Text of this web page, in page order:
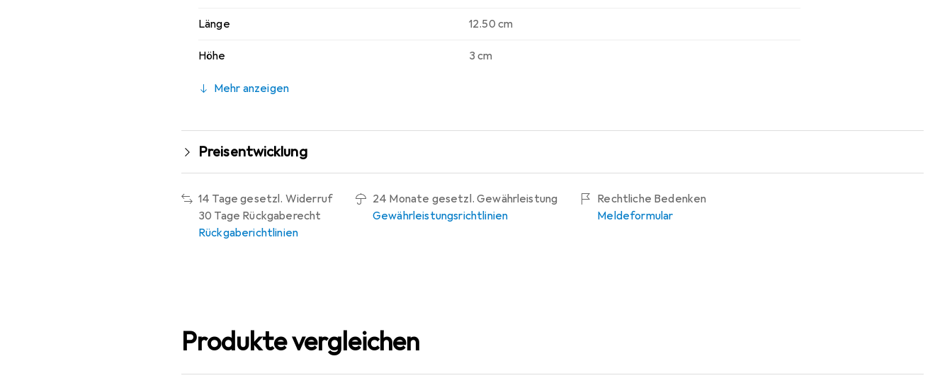
Länge 12.50 cm
Höhe 3 cm
Mehr anzeigen
Preisentwicklung
14 Tage gesetzl. Widerruf
30 Tage Rückgaberecht
Rückgaberichtlinien
24 Monate gesetzl. Gewährleistung
Gewährleistungsrichtlinien
Rechtliche Bedenken
Meldeformular
Produkte vergleichen